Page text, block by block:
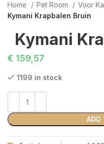
Home Pet Room Voor
Kymani Krapbalen Bruin
Kymani
€ 159,57
1199 in stock
ADD